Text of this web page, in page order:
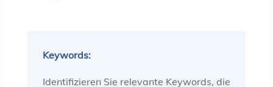
Keywords:
Identifizieren Sie relevante Keywords, die